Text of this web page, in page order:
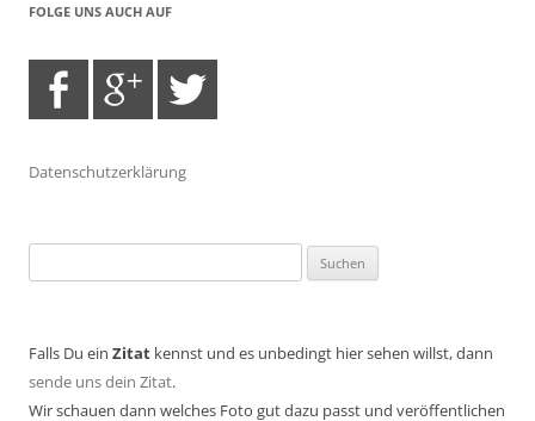
FOLGE UNS AUCH AUF
Datenschutzerklärung
nach:
Falls Du ein Zitat kennst und es unbedingt hier sehen willst, dann
sende uns dein Zitat.
Wir schauen dann welches Foto gut dazu passt und veröffentlichen